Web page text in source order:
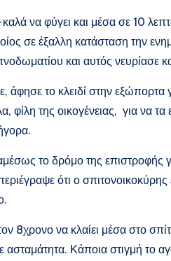
να φύγει και μέσα σε 10
σε έξαλλη κατάσταση την
και αυτός νευρίασε
το κλειδί στην εξώπορτα
φίλη της οικογένειας, για να
το δρόμο της επιστροφής
ότι ο
8χρονο να κλαίει μέσα στο
ασταμάτητα. Κάποια στιγμή το